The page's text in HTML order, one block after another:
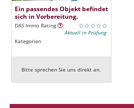
Ein passendes Objekt befindet
sich in Vorbereitung.
DAS Immo Rating
Aktuell in Prüfung
Kategorien
Bitte sprechen Sie uns direkt an.